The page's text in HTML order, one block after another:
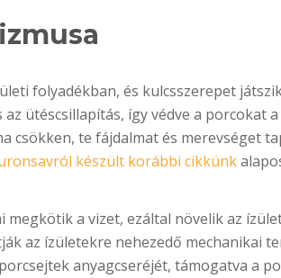
folyadékban, és kulcsszerepet
ütéscsillapítás, így védve a porcokat
csökken, te fájdalmat és merevséget
készült korábbi cikkünk
megkötik a vizet, ezáltal növelik az
az ízületekre nehezedő mechanikai
anyagcseréjét, támogatva a